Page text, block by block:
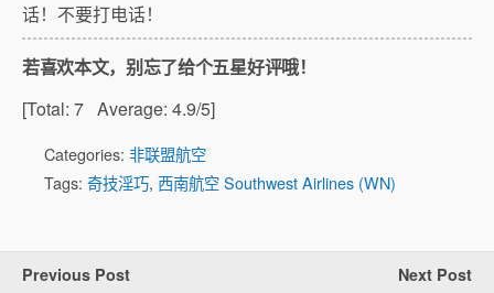
话！不要打电话！
若喜欢本文，别忘了给个五星好评哦！
[Total: 7 Average: 4.9/5]
Categories: 非联盟航空
Tags: 奇技淫巧, 西南航空 Southwest Airlines (WN)
Previous Post Next Post